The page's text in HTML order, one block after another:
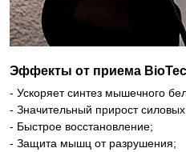
Эффекты от приема
- Ускоряет синтез мышечного
- Значительный прирост
- Быстрое восстановление;
- Защита мышц от разрушения;